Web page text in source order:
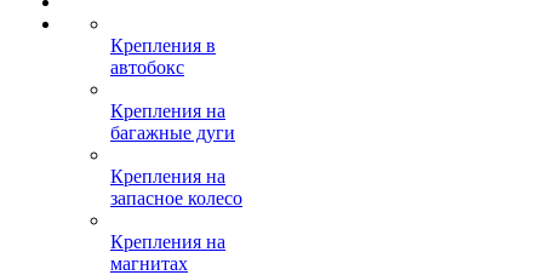
Крепления в
автобокс
Крепления на
багажные дуги
Крепления на
запасное колесо
Крепления на
магнитах